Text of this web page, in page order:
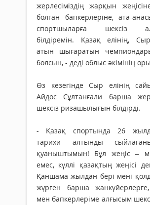
жерлесіміздің жарқын
болған бапкерлеріне, ата-
спортшыларға шексіз
білдіремін. Қазақ елінің,
атын шығаратын
болсын, - деді облыс әкімінің
Өз кезегінде Сыр елінің
Айдос Сұлтанғали барша
шексіз ризашылығын білдірді.
- Қазақ спортында 26
тарихи алтынды
қуаныштымын! Бұл жеңіс –
емес, күллі қазақтың жеңісі
Қаншама жылдан бері мені
жүрген барша
мен бапкерлеріме алғысым